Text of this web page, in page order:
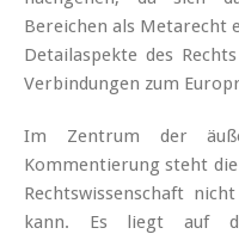
Bereichen als Metarecht
Detailaspekte des
Verbindungen zum
Im Zentrum der
Kommentierung steht
Rechtswissenschaft
kann. Es liegt auf